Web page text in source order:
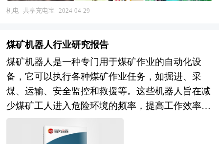
享充电宝正在逐渐融入人们的日常生活中。例如，
着智能手机功能的日益丰富和人们对其依赖程度的
加深，共享充电宝作为一种便捷的充电解决方案，
其市场需求有望继续增长。 共享充电宝行业的前
景看起来是积极的。随着移动支付技术的普及和用
户对移动设备续航能力的更高要求，共享充电宝作
来几年内保持增长势头。然而，行业的发展也需要
机电 共享充电宝 2024-04-29
煤矿机器人行业研究报告
煤矿机器人是一种专门用于煤矿作业的自动化设
备，它可以执行各种煤矿作业任务，如掘进、采
煤、运输、安全监控和救援等。这些机器人旨在减
少煤矿工人进入危险环境的频率，提高工作效率，
降低安全风险，并减轻矿工的劳动强度。 本报告
由中研普华的资深专家和研究人员通过长期周密的